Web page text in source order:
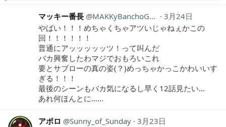
マッキー番長 MAKKyBanchoGod
3月24日
やばい！！！めちゃくちゃアツいじゃねぇかこの
回！！！！！！
普通にアッッッッッツ！って叫んだ
バカ興奮したわマジでおもろいこれ
要とサブローの真の姿(？)めっちゃかっこかわいいす
ぎる！！！
最後のシーンもバカ気になるし早く12話見たい…
あれ何ほんとに……
アポロ Sunny_of_Sunday 3月23日